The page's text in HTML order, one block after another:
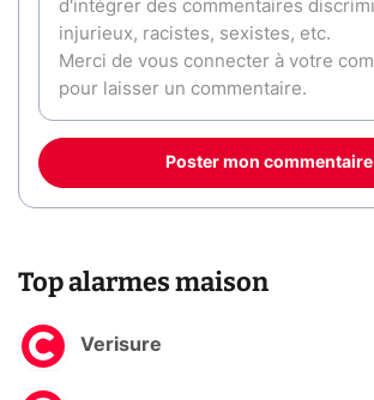
Poster mon commentaire
Top alarmes maison
Verisure